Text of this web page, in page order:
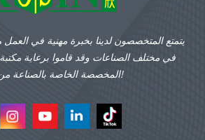
يتمتع المتخصصون لدينا بخبرة مهنية في
في مختلف الصناعات وقد قاموا برعاية
المخصصة الخاصة بالصناعة من أجلك!